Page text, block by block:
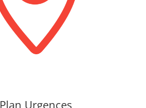
Plan Urgences